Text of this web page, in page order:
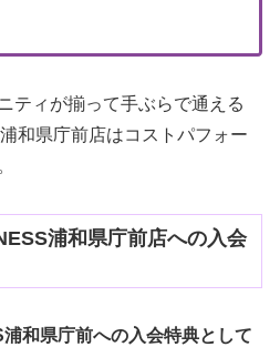
ティが揃って手ぶらで通える
和県庁前店はコストパフォー
浦和県庁前店への入会
和県庁前への入会特典として